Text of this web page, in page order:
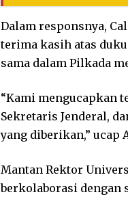
Dalam responsnya,
terima kasih atas
sama dalam Pilkada
“Kami mengucapkan
Sekretaris Jenderal,
yang diberikan,” ucap
Mantan Rektor
berkolaborasi dengan